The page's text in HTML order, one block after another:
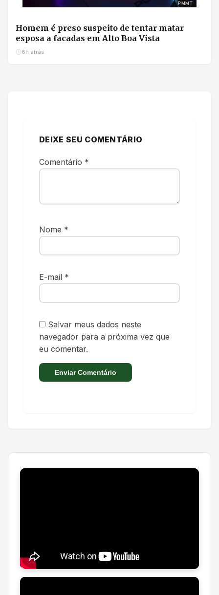
PMMT
Homem é preso suspeito de tentar matar
esposa a facadas em Alto Boa Vista
6h atrás
DEIXE SEU COMENTÁRIO
Comentário *
Nome *
E-mail *
Salvar meus dados neste
navegador para a próxima vez que
eu comentar.